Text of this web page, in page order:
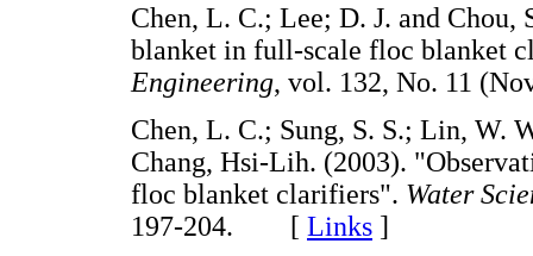
Chen, L. C.; Lee; D. J. and Chou,
blanket in full-scale floc blanket
Engineering, vol. 132, No. 11
Chen, L. C.; Sung, S. S.; Lin, W.
Chang, Hsi-Lih. (2003).
floc blanket clarifiers". Water
197-204. [ Links ]